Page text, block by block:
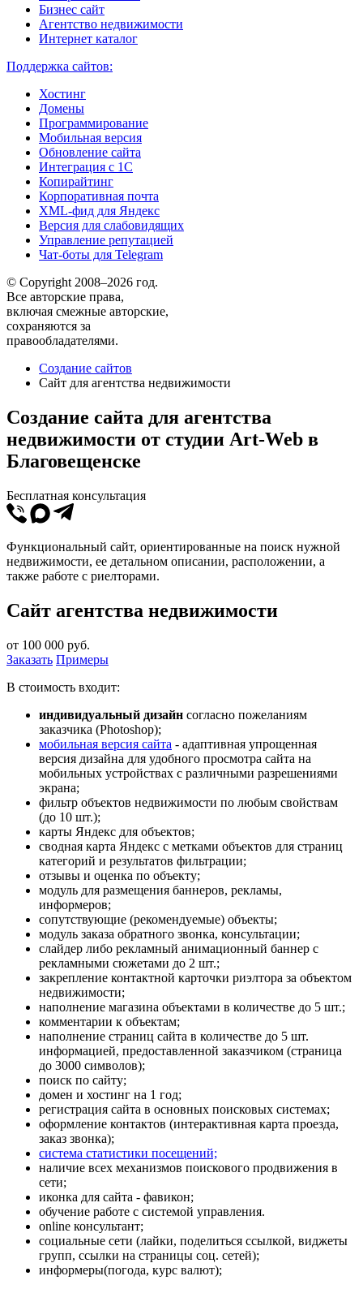
Бизнес сайт
Агентство недвижимости
Интернет каталог
Поддержка сайтов:
Хостинг
Домены
Программирование
Мобильная версия
Обновление сайта
Интеграция с 1С
Копирайтинг
Корпоративная почта
XML-фид для Яндекс
Версия для слабовидящих
Управление репутацией
Чат-боты для Telegram
© Copyright 2008–2026 год.
Все авторские права,
включая смежные авторские,
сохраняются за
правообладателями.
Создание сайтов
Сайт для агентства недвижимости
Создание сайта для агентства
недвижимости от студии Art-Web в
Благовещенске
Бесплатная консультация
Функциональный сайт, ориентированные на поиск нужной
недвижимости, ее детальном описании, расположении, а
также работе с риелторами.
Cайт агентства недвижимости
от 100 000 руб.
Заказать Примеры
В стоимость входит:
индивидуальный дизайн согласно пожеланиям
заказчика (Photoshop);
мобильная версия сайта - адаптивная упрощенная
версия дизайна для удобного просмотра сайта на
мобильных устройствах с различными разрешениями
экрана;
фильтр объектов недвижимости по любым свойствам
(до 10 шт.);
карты Яндекс для объектов;
сводная карта Яндекс с метками объектов для страниц
категорий и результатов фильтрации;
отзывы и оценка по объекту;
модуль для размещения баннеров, рекламы,
информеров;
сопутствующие (рекомендуемые) объекты;
модуль заказа обратного звонка, консультации;
слайдер либо рекламный анимационный баннер с
рекламными сюжетами до 2 шт.;
закрепление контактной карточки риэлтора за объектом
недвижимости;
наполнение магазина объектами в количестве до 5 шт.;
комментарии к объектам;
наполнение страниц сайта в количестве до 5 шт.
информацией, предоставленной заказчиком (страница
до 3000 символов);
поиск по сайту;
домен и хостинг на 1 год;
регистрация сайта в основных поисковых системах;
оформление контактов (интерактивная карта проезда,
заказ звонка);
система статистики посещений;
наличие всех механизмов поискового продвижения в
сети;
иконка для сайта - фавикон;
обучение работе с системой управления.
online консультант;
социальные сети (лайки, поделиться ссылкой, виджеты
групп, ссылки на страницы соц. сетей);
информеры(погода, курс валют);